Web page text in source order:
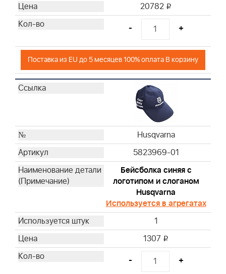
20782 i
- +
Поставка из EU до 5 месяцев 100% оплата В корзину
Husqvarna
5823969-01
Бейсболка синяя с
логотипом и слоганом
Husqvarna
Используется в агрегатах
1
1307 i
- +